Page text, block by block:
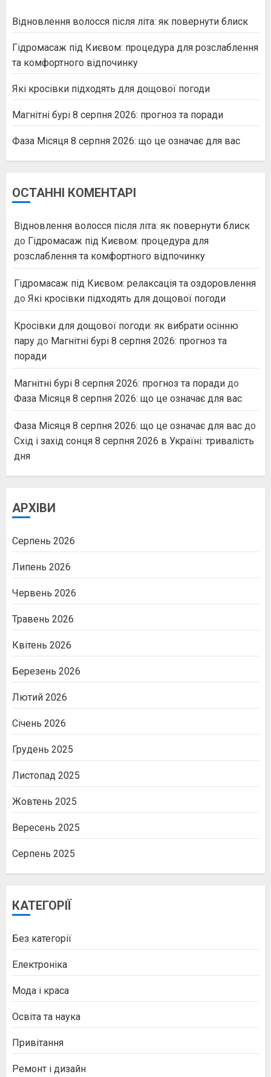
Відновлення волосся після літа: як повернути блиск
Гідромасаж під Києвом: процедура для розслаблення
та комфортного відпочинку
Які кросівки підходять для дощової погоди
Магнітні бурі 8 серпня 2026: прогноз та поради
Фаза Місяця 8 серпня 2026: що це означає для вас
ОСТАННІ КОМЕНТАРІ
Відновлення волосся після літа: як повернути блиск
до Гідромасаж під Києвом: процедура для
розслаблення та комфортного відпочинку
Гідромасаж під Києвом: релаксація та оздоровлення
до Які кросівки підходять для дощової погоди
Кросівки для дощової погоди: як вибрати осінню
пару до Магнітні бурі 8 серпня 2026: прогноз та
поради
Магнітні бурі 8 серпня 2026: прогноз та поради до
Фаза Місяця 8 серпня 2026: що це означає для вас
Фаза Місяця 8 серпня 2026: що це означає для вас до
Схід і захід сонця 8 серпня 2026 в Україні: тривалість
дня
АРХІВИ
Серпень 2026
Липень 2026
Червень 2026
Травень 2026
Квітень 2026
Березень 2026
Лютий 2026
Січень 2026
Грудень 2025
Листопад 2025
Жовтень 2025
Вересень 2025
Серпень 2025
КАТЕГОРІЇ
Без категорії
Електроніка
Мода і краса
Освіта та наука
Привітання
Ремонт і дизайн